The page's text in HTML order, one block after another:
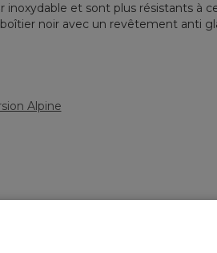
et sont plus résistants à
noir avec un revêtement anti
Alpine